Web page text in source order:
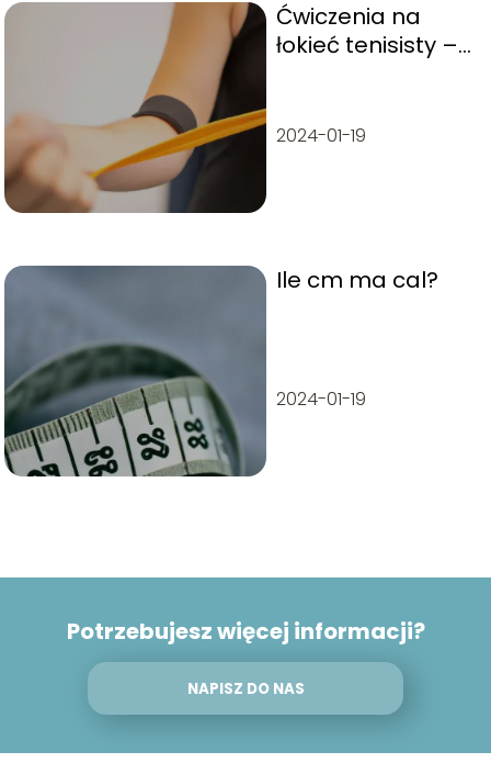
Ćwiczenia na
łokieć tenisisty –
rehabilitacji
2024-01-19
Ile cm ma cal?
2024-01-19
Potrzebujesz więcej informacji?
NAPISZ DO NAS